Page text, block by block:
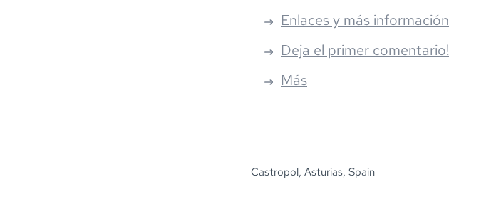
Enlaces y más información
Deja el primer comentario!
Más
Castropol, Asturias, Spain